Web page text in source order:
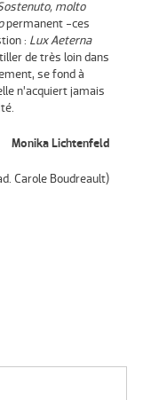
molto
permanent -ces
: Lux Aeterna
de très loin dans
se fond à
n’acquiert jamais
Monika Lichtenfeld
Carole Boudreault)